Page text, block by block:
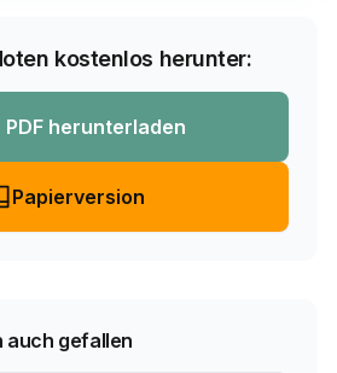
kostenlos herunter:
PDF herunterladen
Papierversion
auch gefallen